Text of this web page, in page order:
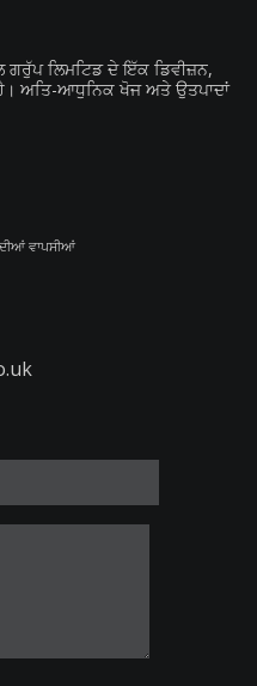
ਲਿਮਟਿਡ ਦੇ ਇੱਕ ਡਿਵੀਜ਼ਨ,
ਅਤਿ-ਆਧੁਨਿਕ ਖੋਜ ਅਤੇ ਉਤਪਾਦਾਂ
ਵਾਪਸੀਆਂ